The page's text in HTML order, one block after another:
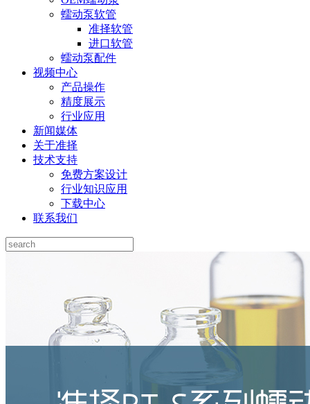
蠕动泵软管
准择软管
进口软管
蠕动泵配件
视频中心
产品操作
精度展示
行业应用
新闻媒体
关于准择
技术支持
免费方案设计
行业知识应用
下载中心
联系我们